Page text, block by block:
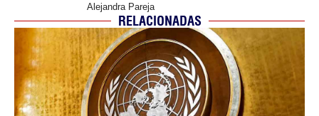
Alejandra Pareja
RELACIONADAS